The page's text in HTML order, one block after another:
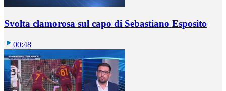
Svolta clamorosa sul capo di Sebastiano Esposito
00:48